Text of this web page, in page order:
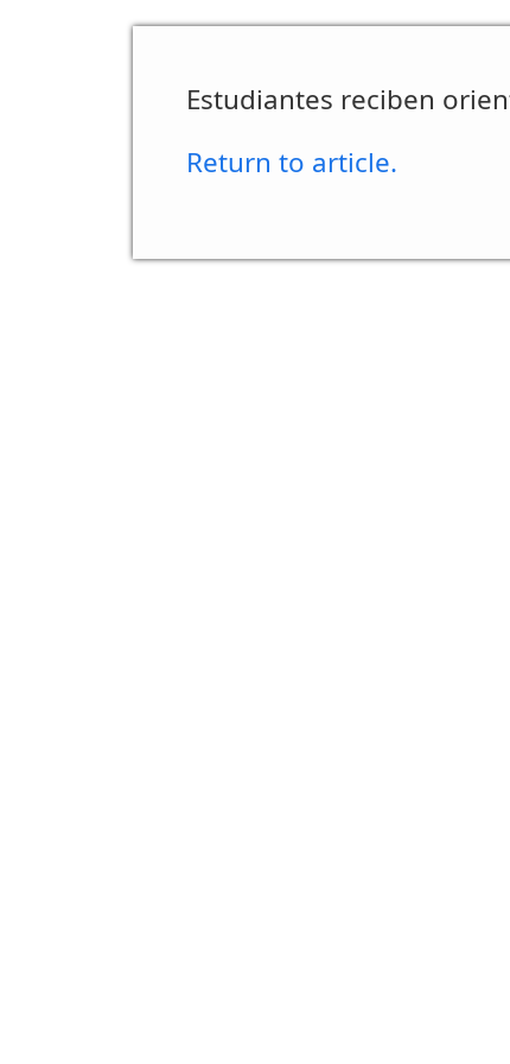
Estudiantes reciben
Return to article.